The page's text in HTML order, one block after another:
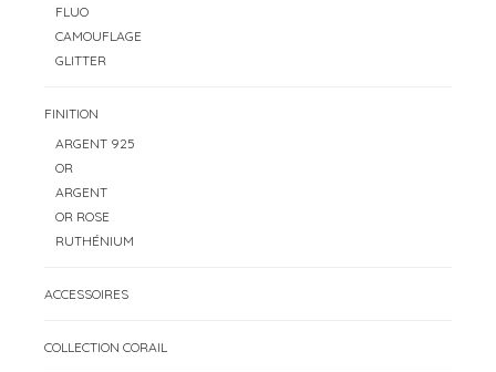
FLUO
CAMOUFLAGE
GLITTER
FINITION
ARGENT 925
OR
ARGENT
OR ROSE
RUTHÉNIUM
ACCESSOIRES
COLLECTION CORAIL